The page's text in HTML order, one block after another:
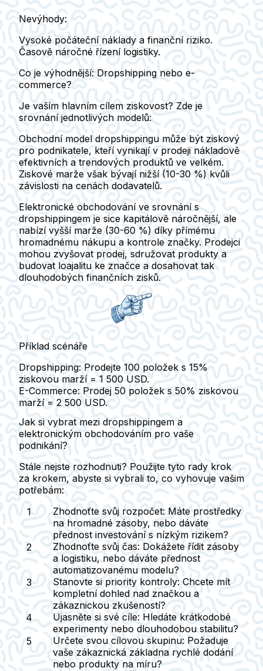
Nevýhody:
Vysoké počáteční náklady a finanční riziko.
Časově náročné řízení logistiky.
Co je výhodnější: Dropshipping nebo e-
commerce?
Je vaším hlavním cílem ziskovost? Zde je
srovnání jednotlivých modelů:
Obchodní model dropshippingu může být ziskový
pro podnikatele, kteří vynikají v prodeji nákladově
efektivních a trendových produktů ve velkém.
Ziskové marže však bývají nižší (10-30 %) kvůli
závislosti na cenách dodavatelů.
Elektronické obchodování ve srovnání s
dropshippingem je sice kapitálově náročnější, ale
nabízí vyšší marže (30-60 %) díky přímému
hromadnému nákupu a kontrole značky. Prodejci
mohou zvyšovat prodej, sdružovat produkty a
budovat loajalitu ke značce a dosahovat tak
dlouhodobých finančních zisků.
Příklad scénáře
Dropshipping: Prodejte 100 položek s 15%
ziskovou marží = 1 500 USD.
E-Commerce: Prodej 50 položek s 50% ziskovou
marží = 2 500 USD.
Jak si vybrat mezi dropshippingem a
elektronickým obchodováním pro vaše
podnikání?
Stále nejste rozhodnuti? Použijte tyto rady krok
za krokem, abyste si vybrali to, co vyhovuje vašim
potřebám:
Zhodnoťte svůj rozpočet: Máte prostředky
na hromadné zásoby, nebo dáváte
přednost investování s nízkým rizikem?
Zhodnoťte svůj čas: Dokážete řídit zásoby
a logistiku, nebo dáváte přednost
automatizovanému modelu?
Stanovte si priority kontroly: Chcete mít
kompletní dohled nad značkou a
zákaznickou zkušeností?
Ujasněte si své cíle: Hledáte krátkodobé
experimenty nebo dlouhodobou stabilitu?
Určete svou cílovou skupinu: Požaduje
vaše zákaznická základna rychlé dodání
nebo produkty na míru?